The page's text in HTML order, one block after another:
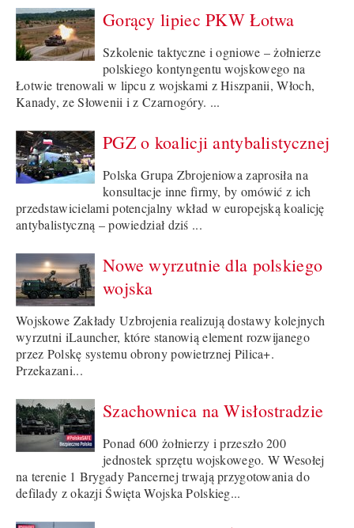
Gorący lipiec PKW Łotwa
Szkolenie taktyczne i ogniowe – żołnierze
polskiego kontyngentu wojskowego na
Łotwie trenowali w lipcu z wojskami z Hiszpanii, Włoch,
Kanady, ze Słowenii i z Czarnogóry. ...
PGZ o koalicji antybalistycznej
Polska Grupa Zbrojeniowa zaprosiła na
konsultacje inne firmy, by omówić z ich
przedstawicielami potencjalny wkład w europejską koalicję
antybalistyczną – powiedział dziś ...
Nowe wyrzutnie dla polskiego
wojska
Wojskowe Zakłady Uzbrojenia realizują dostawy kolejnych
wyrzutni iLauncher, które stanowią element rozwijanego
przez Polskę systemu obrony powietrznej Pilica+.
Przekazani...
Szachownica na Wisłostradzie
Ponad 600 żołnierzy i przeszło 200
jednostek sprzętu wojskowego. W Wesołej
na terenie 1 Brygady Pancernej trwają przygotowania do
defilady z okazji Święta Wojska Polskieg...